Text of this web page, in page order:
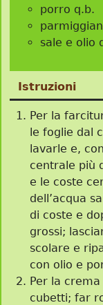
porro q.b.
sale e olio
Istruzioni
Per la
le foglie dal
lavarle e,
centrale più
e le coste
dell’acqua
di coste e
grossi;
scolare e
con olio e
Per la
cubetti; far